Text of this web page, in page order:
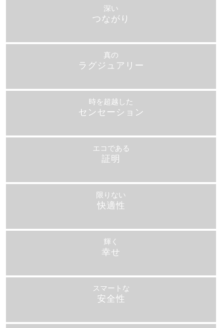
深い
つながり
真の
ラグジュアリー
時を超越した
センセーション
エコである
証明
限りない
快適性
輝く
幸せ
スマートな
安全性